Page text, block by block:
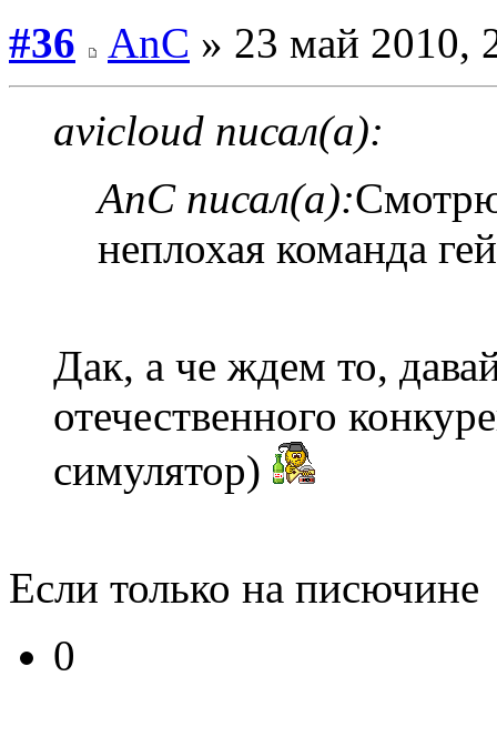
#36
AnC » 23 май 2010,
avicloud писал(а):
AnC писал(а):
неплохая команда
Дак, а че ждем то,
отечественного
симулятор)
Если только на писючине
0